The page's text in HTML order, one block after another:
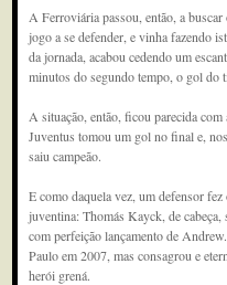
A Ferroviária passou, então, a
jogo a se defender, e vinha fazendo
da jornada, acabou cedendo um
minutos do segundo tempo, o gol do
A situação, então, ficou parecida
Juventus tomou um gol no final e,
saiu campeão.
E como daquela vez, um defensor
juventina: Thomás Kayck, de cabeça,
com perfeição lançamento de
Paulo em 2007, mas consagrou e
herói grená.